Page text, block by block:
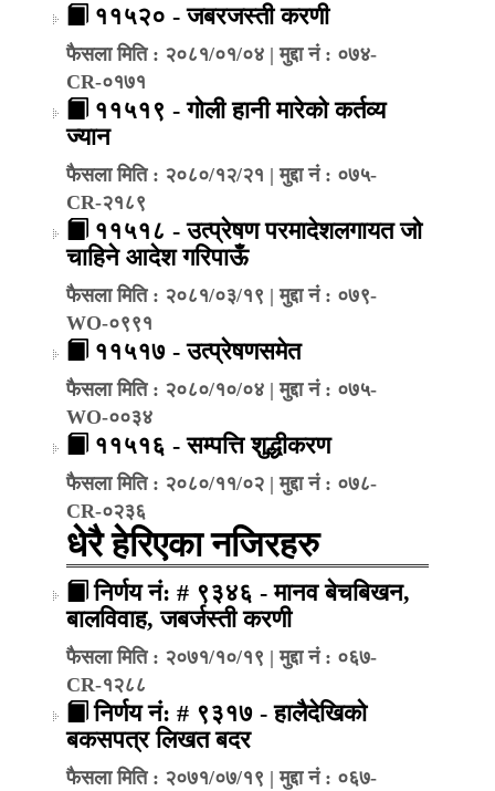
११५२० - जबरजस्ती करणी
फैसला मिति : २०८१/०१/०४ | मुद्दा नं : ०७४-
CR-०१७१
११५१९ - गोली हानी मारेको कर्तव्य
ज्यान
फैसला मिति : २०८०/१२/२१ | मुद्दा नं : ०७५-
CR-२१८९
११५१८ - उत्प्रेषण परमादेशलगायत जो
चाहिने आदेश गरिपाऊँ
फैसला मिति : २०८१/०३/१९ | मुद्दा नं : ०७९-
WO-०९९१
११५१७ - उत्प्रेषणसमेत
फैसला मिति : २०८०/१०/०४ | मुद्दा नं : ०७५-
WO-००३४
११५१६ - सम्पत्ति शुद्धीकरण
फैसला मिति : २०८०/११/०२ | मुद्दा नं : ०७८-
CR-०२३६
धेरै हेरिएका नजिरहरु
निर्णय नं: # ९३४६ - मानव बेचबिखन,
बालविवाह, जबर्जस्ती करणी
फैसला मिति : २०७१/१०/१९ | मुद्दा नं : ०६७-
CR-१२८८
निर्णय नं: # ९३१७ - हालैदेखिको
बकसपत्र लिखत बदर
फैसला मिति : २०७१/०७/१९ | मुद्दा नं : ०६७-